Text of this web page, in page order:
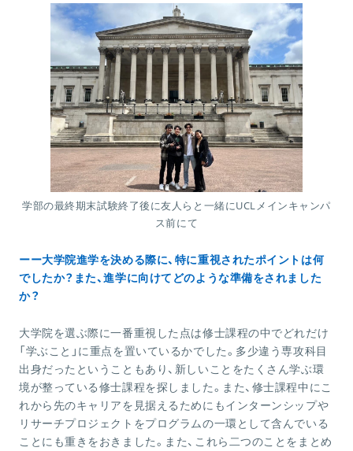
学部の最終期末試験終了後に友人らと一緒にUCLメインキャンパ
ス前にて
ーー大学院進学を決める際に、特に重視されたポイントは何
でしたか？また、進学に向けてどのような準備をされました
か？
大学院を選ぶ際に一番重視した点は修士課程の中でどれだけ
「学ぶこと」に重点を置いているかでした。多少違う専攻科目
出身だったということもあり、新しいことをたくさん学ぶ環
境が整っている修士課程を探しました。また、修士課程中にこ
れから先のキャリアを見据えるためにもインターンシップや
リサーチプロジェクトをプログラムの一環として含んでいる
ことにも重きをおきました。また、これら二つのことをまとめ